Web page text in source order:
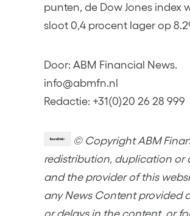
punten, de Dow Jones index
sloot 0,4 procent lager op
Door: ABM Financial News.
info@abmfn.nl
Redactie: +31(0)20 26 28 999
© Copyright ABM
redistribution, duplication or
and the provider of this
any News Content provided